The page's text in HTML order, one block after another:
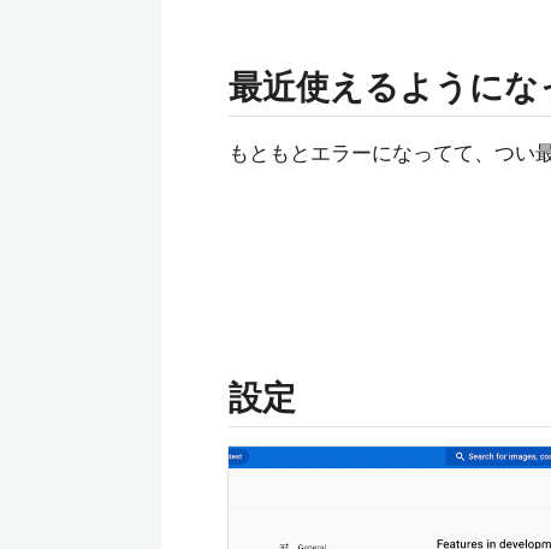
最近使えるようにな
もともとエラーになってて、つい
設定